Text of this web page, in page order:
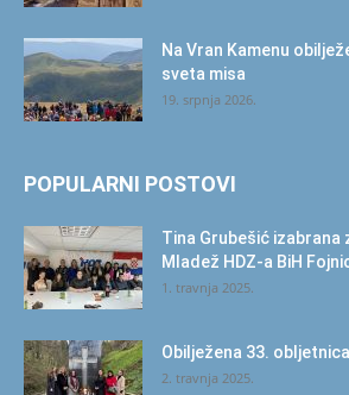
Na Vran Kamenu
sveta misa
19. srpnja 2026.
POPULARNI POSTOVI
Tina Grubešić izabrana
Mladež HDZ-a BiH
1. travnja 2025.
Obilježena 33.
2. travnja 2025.